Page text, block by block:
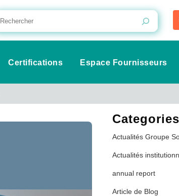
Certifications Espace Fournisseurs
Categories
Actualités Groupe
Actualités
annual report
Article de Blog